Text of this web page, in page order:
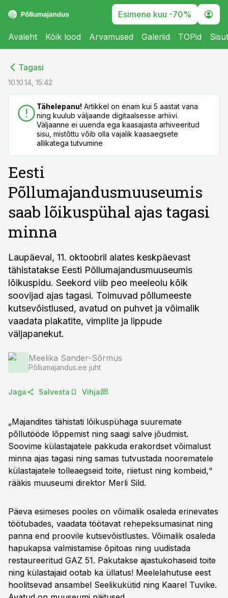
Esimene kuu -70%
Avaleht Kõik lood Arvamused Galeriid TOPid
Tagasi
10.10.14, 15:42
Tähelepanu! Artikkel on enam kui 5 aastat vana
ning kuulub väljaande digitaalsesse arhiivi.
Väljaanne ei uuenda ega kaasajasta arhiveeritud
sisu, mistõttu võib olla vajalik kaasaegsete
allikatega tutvumine
Eesti
Põllumajandusmuuseumis
saab lõikuspühal ajas tagasi
minna
Laupäeval, 11. oktoobril alates keskpäevast
tähistatakse Eesti Põllumajandusmuuseumis
lõikuspidu. Seekord viib peo meeleolu kõik
soovijad ajas tagasi. Toimuvad põllumeeste
kutsevõistlused, avatud on puhvet ja võimalik
vaadata plakatite, vimplite ja lippude
väljapanekut.
Meelika Sander-Sõrmus
Põllumajandus.ee juht
Jaga Salvesta Vihja
„Majandites tähistati lõikuspühaga suuremate
põllutööde lõppemist ning saagi salve jõudmist.
Soovime külastajatele pakkuda erakordset võimalust
minna ajas tagasi ning samas tutvustada noorematele
külastajatele tolleaegseid toite, riietust ning kombeid,“
rääkis muuseumi direktor Merli Sild.
Päeva esimeses pooles on võimalik osaleda erinevates
töötubades, vaadata töötavat rehepeksumasinat ning
panna end proovile kutsevõistlustes. Võimalik osaleda
hapukapsa valmistamise õpitoas ning uudistada
restaureeritud GAZ 51. Pakutakse ajastukohaseid toite
ning külastajaid ootab ka üllatus! Meelelahutuse eest
hoolitsevad ansambel Seelikukütid ning Kaarel Tuvike.